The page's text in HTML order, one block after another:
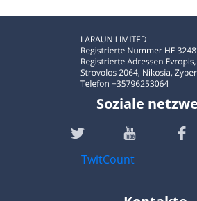
Soziale
TwitCount